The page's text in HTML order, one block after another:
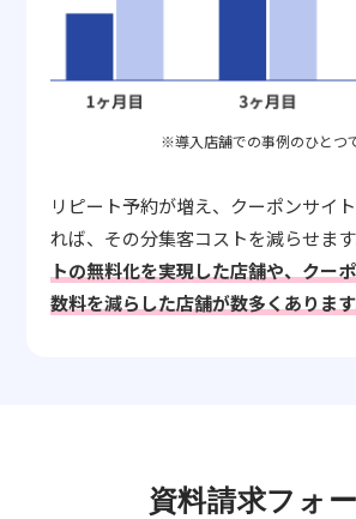
※導入店舗での事例のひとつ
リピート予約が増え、クーポンサイ
れば、その分集客コストを減らせます
トの無料化を実現した店舗や、クー
数料を減らした店舗が数多くあります
資料請求フォ